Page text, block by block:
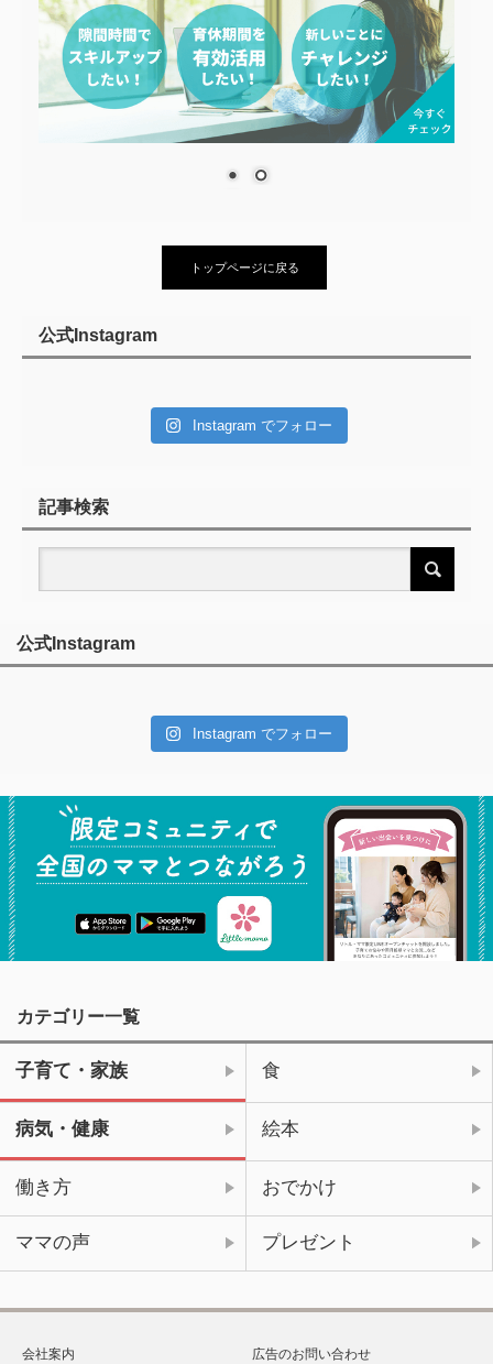
トップページに戻る
公式Instagram
Instagram でフォロー
記事検索
公式Instagram
Instagram でフォロー
カテゴリー一覧
子育て・家族 食
病気・健康 絵本
働き方 おでかけ
ママの声 プレゼント
会社案内 広告のお問い合わせ